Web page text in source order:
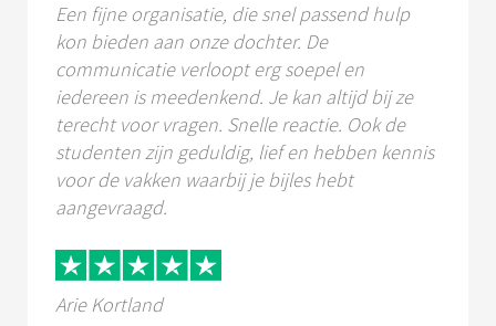
Een fijne organisatie, die snel passend hulp
kon bieden aan onze dochter. De
communicatie verloopt erg soepel en
iedereen is meedenkend. Je kan altijd bij ze
terecht voor vragen. Snelle reactie. Ook de
studenten zijn geduldig, lief en hebben kennis
voor de vakken waarbij je bijles hebt
aangevraagd.
Arie Kortland